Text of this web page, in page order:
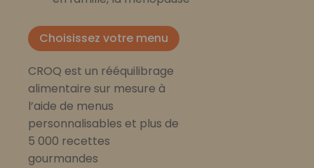
Choisissez votre menu
CROQ est un rééquilibrage
alimentaire sur mesure à
l’aide de menus
personnalisables et plus de
5 000 recettes
gourmandes